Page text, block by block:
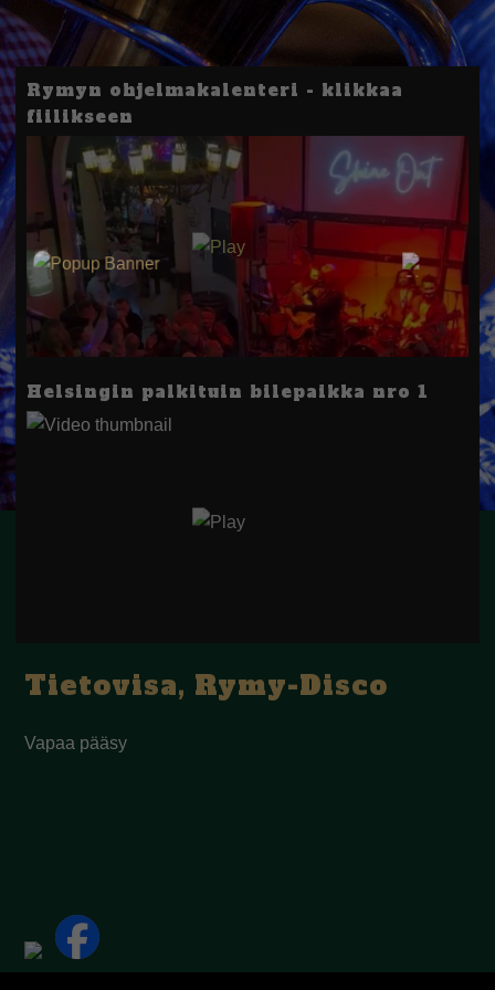
Rymyn ohjelmakalenteri - klikkaa
fiilikseen
Helsingin palkituin bilepaikka nro 1
Tietovisa, Rymy-Disco
Vapaa pääsy